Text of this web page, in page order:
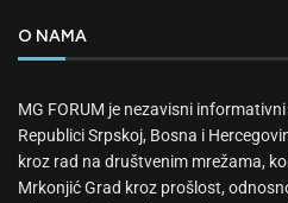
O NAMA
MG FORUM je nezavisni
Republici Srpskoj, Bosna i
kroz rad na društvenim mrežama,
Mrkonjić Grad kroz prošlost,